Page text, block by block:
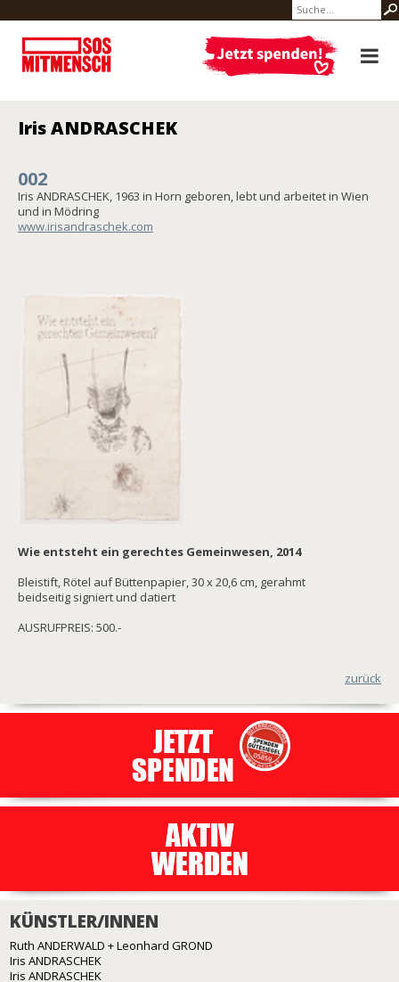
Iris ANDRASCHEK
002
Iris ANDRASCHEK, 1963 in Horn geboren, lebt und arbeitet in Wien
und in Mödring
www.irisandraschek.com
Wie entsteht ein gerechtes Gemeinwesen, 2014
Bleistift, Rötel auf Büttenpapier, 30 x 20,6 cm, gerahmt
beidseitig signiert und datiert
AUSRUFPREIS: 500.-
zurück
KÜNSTLER/INNEN
Ruth ANDERWALD + Leonhard GROND
Iris ANDRASCHEK
Iris ANDRASCHEK